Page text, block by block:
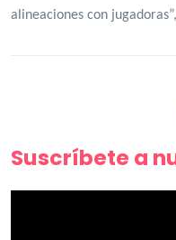
alineaciones con
Suscríbete a